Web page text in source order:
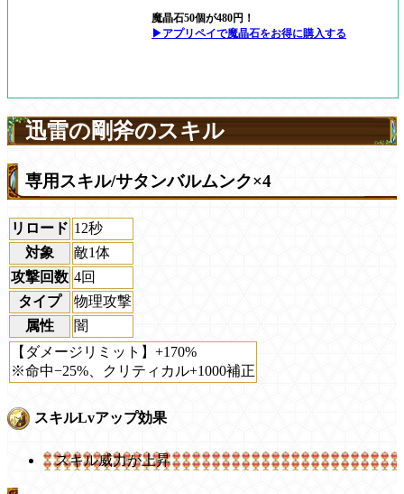
魔晶石50個が480円！
▶アプリペイで魔晶石をお得に購入する
迅雷の剛斧のスキル
専用スキル/サタンバルムンク×4
リロード 12秒
対象
敵1体
攻撃回数 4回
タイプ
物理攻撃
属性
闇
【ダメージリミット】+170%
※命中−25%、クリティカル+1000補正
スキルLvアップ効果
スキル威力が上昇